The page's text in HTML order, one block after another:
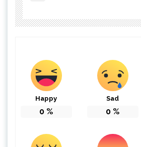
Happy
0 %
Sad
0 %